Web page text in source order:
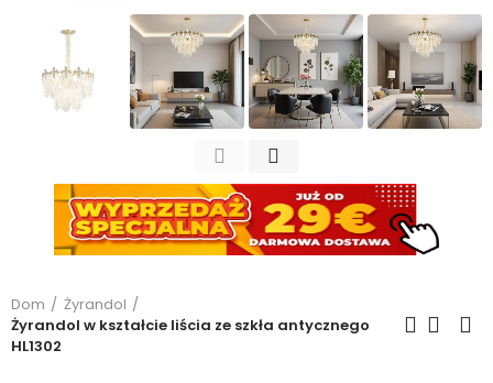
Dom
Żyrandol
Żyrandol w kształcie liścia ze szkła antycznego
HL1302